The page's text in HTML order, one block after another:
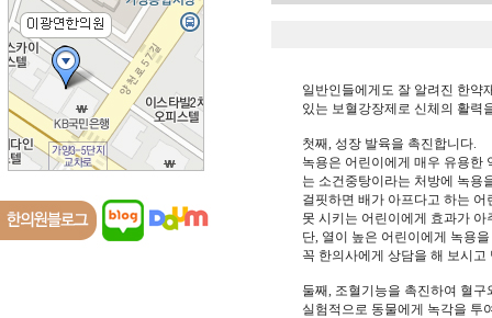
일반인들에게도 잘 알려진 한약
있는 보혈강장제로 신체의 활력
첫째, 성장 발육을 촉진합니다.
녹용은 어린이에게 매우 유용한
는 소건중탕이라는 처방에 녹용
걸핏하면 배가 아프다고 하는
못 시키는 어린이에게 효과가 아
단, 열이 높은 어린이에게 녹용
꼭 한의사에게 상담을 해 보시고
둘째, 조혈기능을 촉진하여 혈
실험적으로 동물에게 녹각을 투